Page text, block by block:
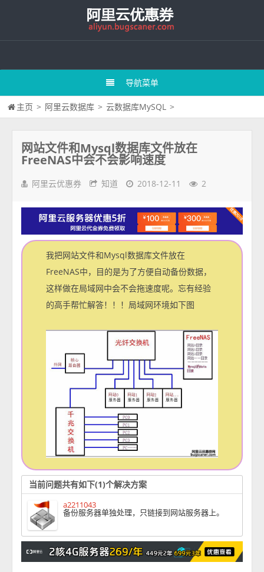
导航菜单
主页 > 阿里云数据库 > 云数据库MySQL >
网站文件和Mysql数据库文件放在
FreeNAS中会不会影响速度
阿里云优惠券 知道 2018-12-11 2
我把网站文件和Mysql数据库文件放在
FreeNAS中，目的是为了方便自动备份数据，
这样做在局域网中会不会拖速度呢。忘有经验
的高手帮忙解答！！！局域网环境如下图
当前问题共有如下(1)个解决方案
a2211043
备份服务器单独处理，只链接到网站服务器上。